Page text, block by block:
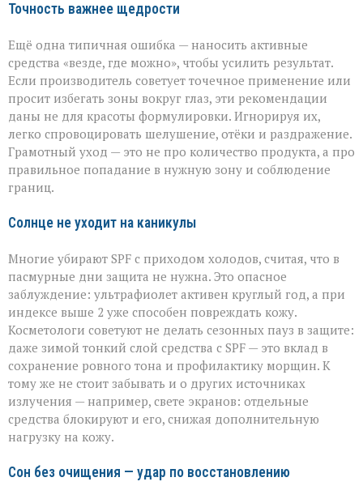
Точность важнее щедрости
Ещё одна типичная ошибка — наносить активные
средства «везде, где можно», чтобы усилить результат.
Если производитель советует точечное применение или
просит избегать зоны вокруг глаз, эти рекомендации
даны не для красоты формулировки. Игнорируя их,
легко спровоцировать шелушение, отёки и раздражение.
Грамотный уход — это не про количество продукта, а про
правильное попадание в нужную зону и соблюдение
границ.
Солнце не уходит на каникулы
Многие убирают SPF с приходом холодов, считая, что в
пасмурные дни защита не нужна. Это опасное
заблуждение: ультрафиолет активен круглый год, а при
индексе выше 2 уже способен повреждать кожу.
Косметологи советуют не делать сезонных пауз в защите:
даже зимой тонкий слой средства с SPF — это вклад в
сохранение ровного тона и профилактику морщин. К
тому же не стоит забывать и о других источниках
излучения — например, свете экранов: отдельные
средства блокируют и его, снижая дополнительную
нагрузку на кожу.
Сон без очищения — удар по восстановлению